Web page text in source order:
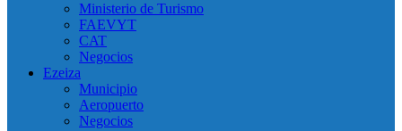
Ministerio de Turismo
FAEVYT
CAT
Negocios
Ezeiza
Municipio
Aeropuerto
Negocios